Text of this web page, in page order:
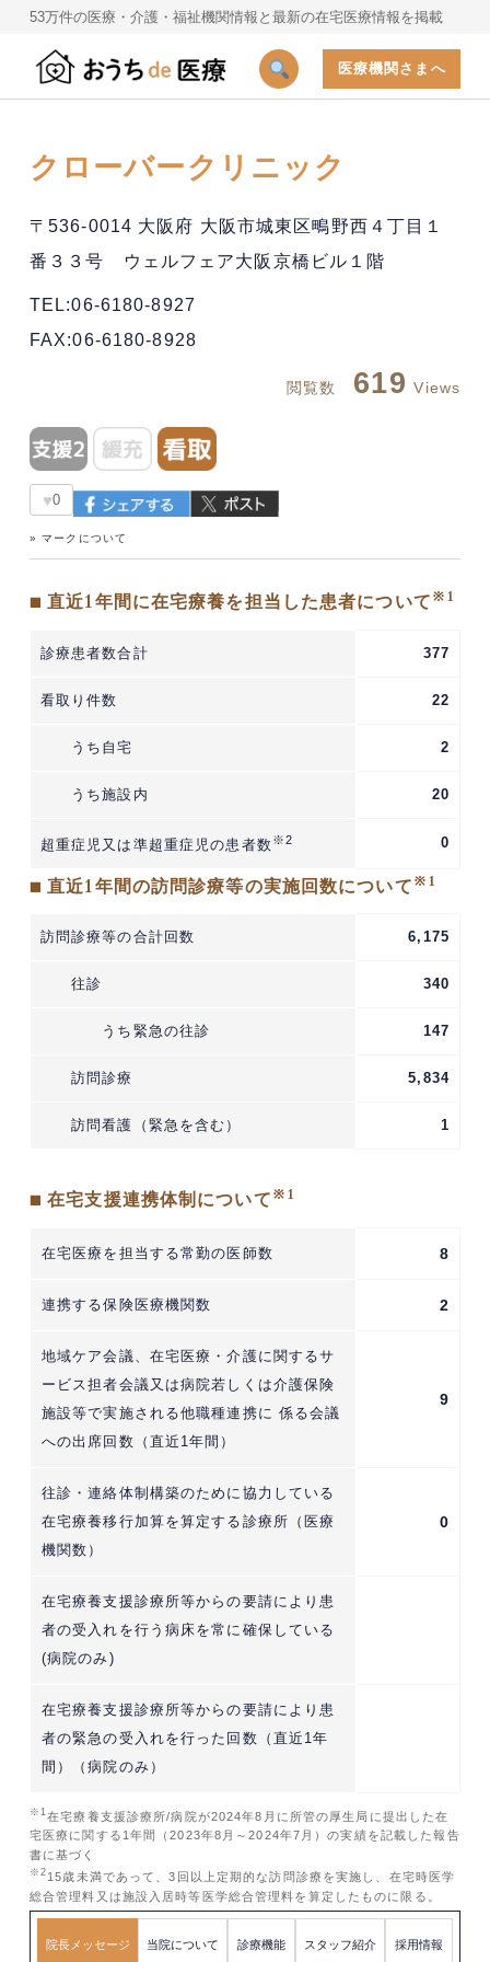
53万件の医療・介護・福祉機関情報と最新の在宅医療情報を掲載
医療機関さまへ
クローバークリニック
〒536-0014 大阪府 大阪市城東区鴫野西４丁目１
番３３号 ウェルフェア大阪京橋ビル１階
TEL:06-6180-8927
FAX:06-6180-8928
閲覧数 619 Views
♥0
» マークについて
■ 直近1年間に在宅療養を担当した患者について※1
診療患者数合計 377
看取り件数 22
うち自宅 2
うち施設内 20
超重症児又は準超重症児の患者数※2 0
■ 直近1年間の訪問診療等の実施回数について※1
訪問診療等の合計回数 6,175
往診 340
うち緊急の往診 147
訪問診療 5,834
訪問看護（緊急を含む） 1
■ 在宅支援連携体制について※1
在宅医療を担当する常勤の医師数 8
連携する保険医療機関数 2
地域ケア会議、在宅医療・介護に関するサ
ービス担者会議又は病院若しくは介護保険
施設等で実施される他職種連携に 係る会議
への出席回数（直近1年間）
9
往診・連絡体制構築のために協力している
在宅療養移行加算を算定する診療所（医療
機関数）
0
在宅療養支援診療所等からの要請により患
者の受入れを行う病床を常に確保している
(病院のみ)
在宅療養支援診療所等からの要請により患
者の緊急の受入れを行った回数（直近1年
間）（病院のみ）
※1 在宅療養支援診療所/病院が2024年8月に所管の厚生局に提出した在
宅医療に関する1年間（2023年8月～2024年7月）の実績を記載した報告
書に基づく
※2 15歳未満であって、3回以上定期的な訪問診療を実施し、在宅時医学
総合管理料又は施設入居時等医学総合管理料を算定したものに限る。
院長メッセージ 当院について 診療機能 スタッフ紹介 採用情報